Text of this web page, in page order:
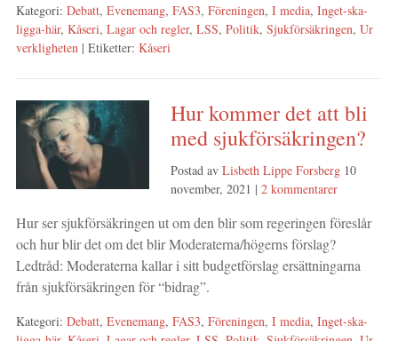
Kategori: Debatt, Evenemang, FAS3, Föreningen, I media, Inget-ska-
ligga-här, Kåseri, Lagar och regler, LSS, Politik, Sjukförsäkringen, Ur
verkligheten | Etiketter: Kåseri
Hur kommer det att bli
med sjukförsäkringen?
Postad av Lisbeth Lippe Forsberg 10
november, 2021 | 2 kommentarer
Hur ser sjukförsäkringen ut om den blir som regeringen föreslår
och hur blir det om det blir Moderaterna/högerns förslag?
Ledtråd: Moderaterna kallar i sitt budgetförslag ersättningarna
från sjukförsäkringen för “bidrag”.
Kategori: Debatt, Evenemang, FAS3, Föreningen, I media, Inget-ska-